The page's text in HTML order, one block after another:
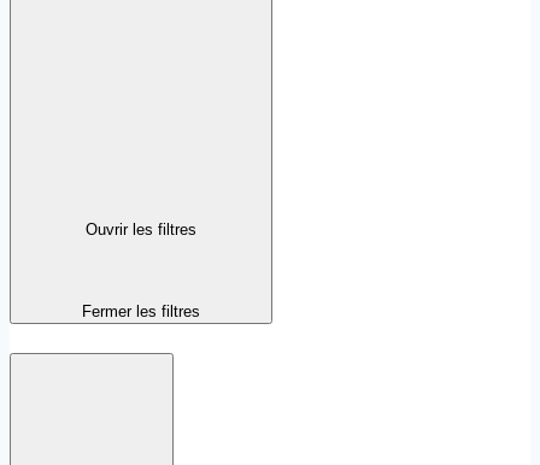
Ouvrir les filtres
Fermer les filtres